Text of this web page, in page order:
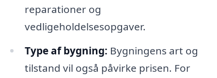
reparationer og
vedligeholdelsesopgaver.
Type af bygning: Bygningens art og
tilstand vil også påvirke prisen. For